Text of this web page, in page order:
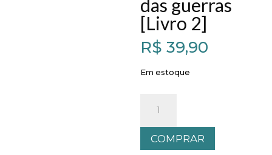
das guerras
[Livro 2]
R$ 39,90
Em estoque
Escolhida
dos
Signos:
COMPRAR